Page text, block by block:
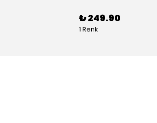
₺ 249.90
1 Renk